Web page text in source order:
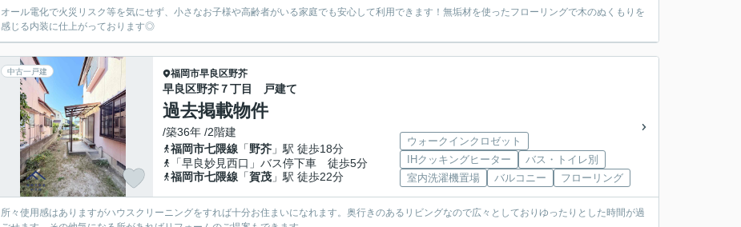
オール電化で火災リスク等を気にせず、小さなお子様や高齢者がいる家庭でも安心して利用できます！無垢材を使ったフローリングで木のぬくもりを
感じる内装に仕上がっております◎
中古一戸建 福岡市早良区野芥
早良区野芥７丁目 戸建て
過去掲載物件
/築36年 /2階建
福岡市七隈線 「野芥 」駅 徒歩18分
「早良妙見西口」バス停下車 徒歩5分
福岡市七隈線 「賀茂 」駅 徒歩22分
ウォークインクロゼット
IHクッキングヒーター
バス・トイレ別
室内洗濯機置場
バルコニー フローリング
所々使用感はありますがハウスクリーニングをすれば十分お住まいになれます。奥行きのあるリビングなので広々としておりゆったりとした時間が過